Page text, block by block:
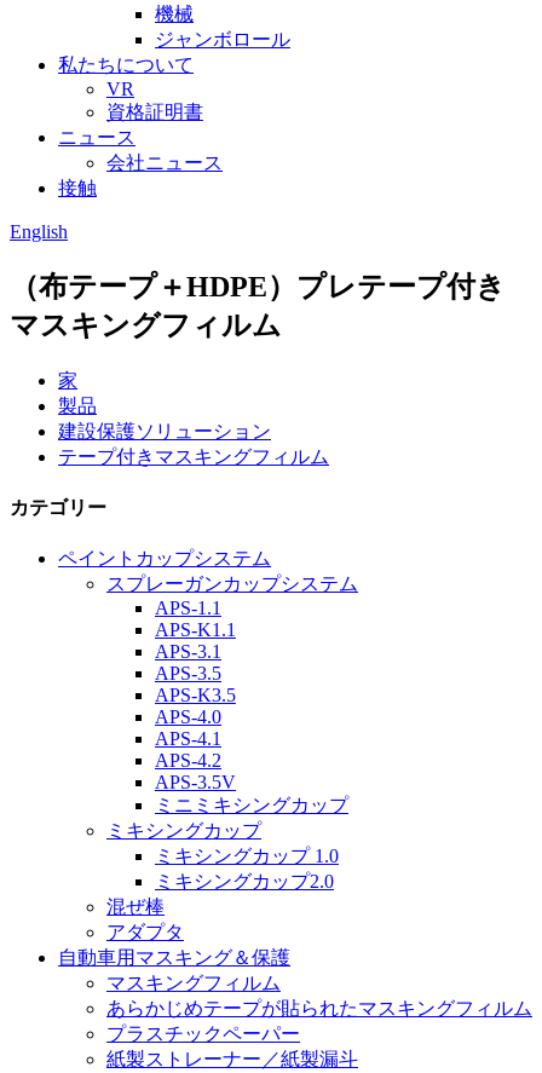
機械
ジャンボロール
私たちについて
VR
資格証明書
ニュース
会社ニュース
接触
English
（布テープ＋HDPE）プレテープ付き
マスキングフィルム
家
製品
建設保護ソリューション
テープ付きマスキングフィルム
カテゴリー
ペイントカップシステム
スプレーガンカップシステム
APS-1.1
APS-K1.1
APS-3.1
APS-3.5
APS-K3.5
APS-4.0
APS-4.1
APS-4.2
APS-3.5V
ミニミキシングカップ
ミキシングカップ
ミキシングカップ 1.0
ミキシングカップ2.0
混ぜ棒
アダプタ
自動車用マスキング＆保護
マスキングフィルム
あらかじめテープが貼られたマスキングフィルム
プラスチックペーパー
紙製ストレーナー／紙製漏斗